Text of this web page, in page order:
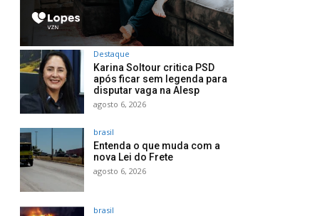
Destaque
Karina Soltour critica PSD
após ficar sem legenda para
disputar vaga na Alesp
agosto 6, 2026
brasil
Entenda o que muda com a
nova Lei do Frete
agosto 6, 2026
brasil